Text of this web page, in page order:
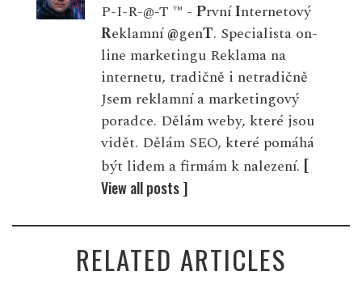
P-I-R-@-T ™ - PrvníInternetový
Reklamní@genT. Specialista on-
line marketingu Reklama na
internetu, tradičně i netradičně
Jsem reklamní a marketingový
poradce. Dělám weby, které jsou
vidět. Dělám SEO, které pomáhá
být lidem a firmám k nalezení. [
View all posts ]
RELATED ARTICLES